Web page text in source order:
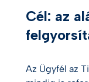
Cél: az
Az Ügyfél az